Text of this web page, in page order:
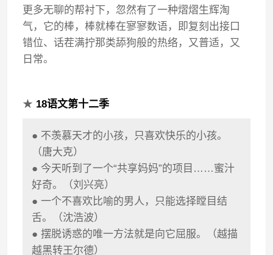
更多无聊的帮衬下，忽然有了一种熠熠生辉淘
气，它的棒，棒就棒在寥寥数语，即复刻出接口
错位、话茬满拧那类舔狗般的热络，又普适，又
日常。
★ 18语文第十二季
● 不羡慕天才的小孩，只喜欢快乐的小孩。
（唐大克）
● 今天听到了一个“共享妈妈”的项目……蜜汁
好奇。（刘兴亮）
● 一个不喜欢比喻的男人，只能选择瞠目结
舌。（沈浩波）
● 摆脱诱惑的唯一方法就是向它屈服。（越描
越黑转王尔德）